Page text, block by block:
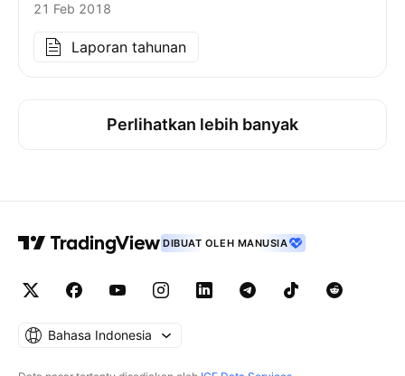
21 Feb 2018
Laporan tahunan
Perlihatkan lebih banyak
DIBUAT OLEH MANUSIA
Bahasa Indonesia